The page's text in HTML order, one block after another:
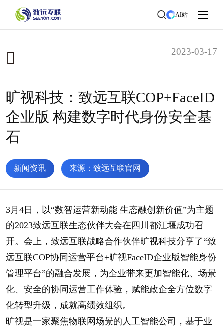
AI站
2023-03-17
旷视科技：致远互联COP+FaceID
企业版 构建数字时代身份安全基
石
新闻资讯 来源：致远互联官网
3月4日，以“数智运营新动能 生态融创新价值”为主题
的2023致远互联生态伙伴大会在四川都江堰成功召
开。会上，致远互联战略合作伙伴旷视科技分享了“致
远互联COP协同运营平台+旷视FaceID企业版智能身份
管理平台”的融合发展，为企业带来更加智能化、场景
化、安全的协同运营工作体验，赋能政企全方位数字
化转型升级，成就高绩效组织。
旷视是一家聚焦物联网场景的人工智能公司，基于业